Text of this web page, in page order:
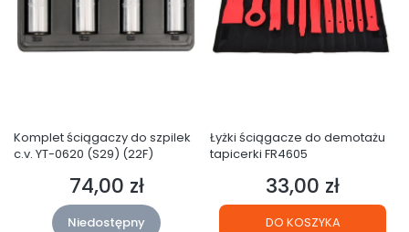
Komplet ściągaczy do szpilek
c.v. YT-0620 (S29) (22F)
Cena
74,00 zł
Niedostępny
Łyżki ściągacze do demotażu
tapicerki FR4605
Cena
33,00 zł
DO KOSZYKA